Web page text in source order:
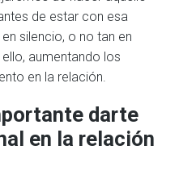
de estar con esa
silencio, o no tan en
aumentando los
en la relación.
darte
en la relación